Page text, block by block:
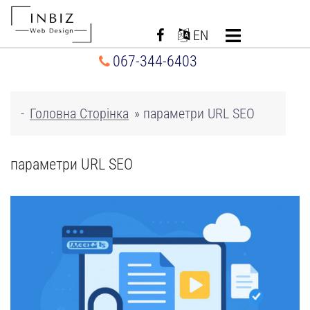
Перейти
EN
067-344-6403
- Головна Сторінка » параметри URL SEO
параметри URL SEO